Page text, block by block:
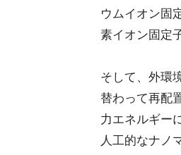
ウムイオン固
素イオン固定
そして、外環
替わって再配
力エネルギー
人工的なナノ